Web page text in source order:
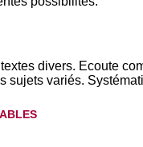
divers. Ecoute
sujets variés.